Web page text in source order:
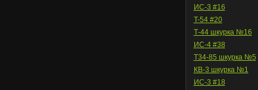
ИС-3 #16
T-54 #20
Т-44 шкурка №16
ИС-4 #38
Т34-85 шкурка №5
КВ-3 шкурка №1
ИС-3 #18